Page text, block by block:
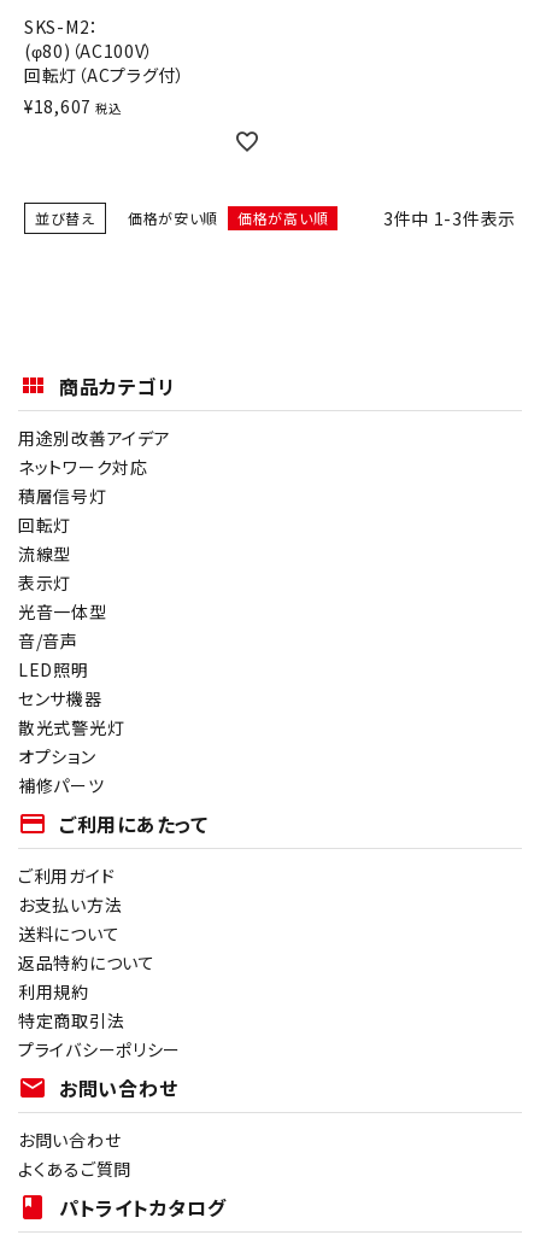
オプション
補修パーツ
ガイドライン
SKS-M2：
(φ80)（AC100V）
回転灯（ACプラグ付）
¥18,607 税込
並び替え 価格が安い順 価格が高い順 3件中 1-3件表示
商品カテゴリ
用途別改善アイデア
ネットワーク対応
積層信号灯
回転灯
流線型
表示灯
光音一体型
音/音声
LED照明
センサ機器
散光式警光灯
オプション
補修パーツ
payment ご利用にあたって
ご利用ガイド
お支払い方法
送料について
返品特約について
利用規約
特定商取引法
プライバシーポリシー
mail お問い合わせ
お問い合わせ
よくあるご質問
book パトライトカタログ